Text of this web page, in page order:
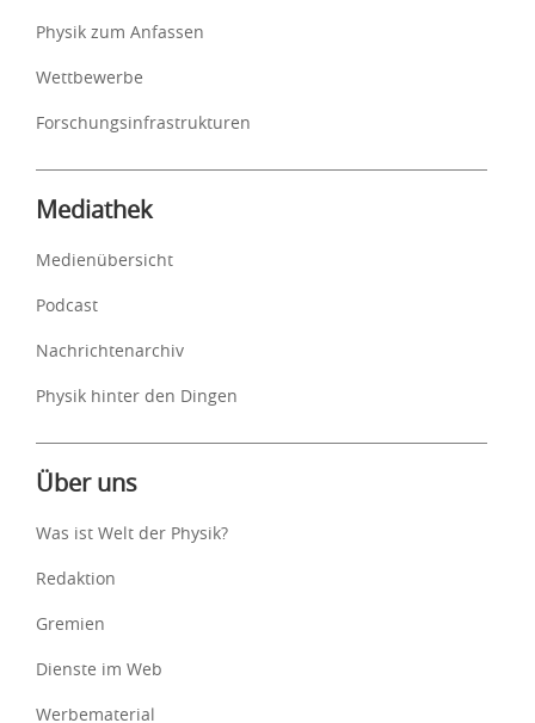
Physik zum Anfassen
Wettbewerbe
Forschungsinfrastrukturen
Mediathek
Medienübersicht
Podcast
Nachrichtenarchiv
Physik hinter den Dingen
Über uns
Was ist Welt der Physik?
Redaktion
Gremien
Dienste im Web
Werbematerial